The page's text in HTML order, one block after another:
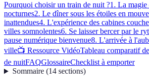
Pourquoi choisir un train de nuit ?1. La magie
nocturnes2. Le dîner sous les étoiles en
inattendues4. L'expérience des cabines
villes somnolentes6. Se laisser bercer par le
pause numérique bienvenue8. L'arrivée à
ville📺 Ressource VidéoTableau comparatif
de nuitFAQGlossaireChecklist à emporter
Sommaire(14 sections)